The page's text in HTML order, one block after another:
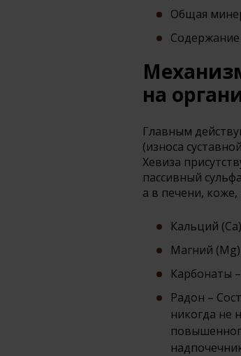
Общая
Содержание
на
Главным
(износа
Хевиза
пассивный
а в печени,
Кальций
Магний
Карбонаты
Радон –
никогда не